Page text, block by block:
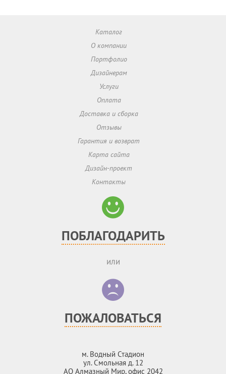
Каталог
О компании
Портфолио
Дизайнерам
Услуги
Оплата
Доставка и сборка
Отзывы
Гарантия и возврат
Карта сайта
Дизайн-проект
Контакты
ПОБЛАГОДАРИТЬ
или
ПОЖАЛОВАТЬСЯ
м. Водный Стадион
ул. Смольная д. 12
АО Алмазный Мир, офис 2042